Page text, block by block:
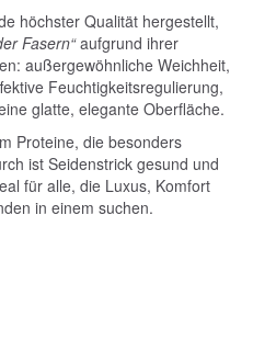
höchster Qualität hergestellt,
Fasern“aufgrund ihrer
außergewöhnliche Weichheit,
Feuchtigkeitsregulierung,
glatte, elegante Oberfläche.
Proteine, die besonders
ist Seidenstrick gesund und
für alle, die Luxus, Komfort
in einem suchen.